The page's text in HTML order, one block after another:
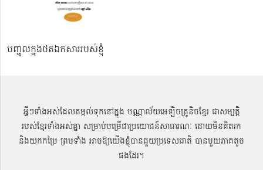
បញ្ចូលក្នុងថតឯកសាររបស់ខ្ញុំ
អ្វីៗទាំងអស់ដែលតម្កល់ទុកនៅក្នុង បណ្ណាល័យអេឡិចត្រូនិចខ្មែរ ជាសម្បតិ្ត
របស់ខ្មែរទាំងអស់គ្នា សម្រាប់បម្រើជាប្រយោជន៍សាធារណៈ ដោយមិនគិតរក
និងយកកម្រៃ ព្រមទាំង អាចឱ្យយើងខ្ញុំបានជួយប្រទេសជាតិ បានមួយភាគតូច
ផងដែរ។